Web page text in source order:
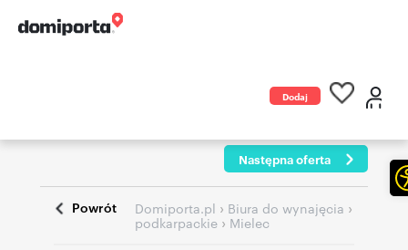
Dodaj
Następna oferta
Powrót Domiporta.pl › Biura do wynajęcia ›
podkarpackie › Mielec